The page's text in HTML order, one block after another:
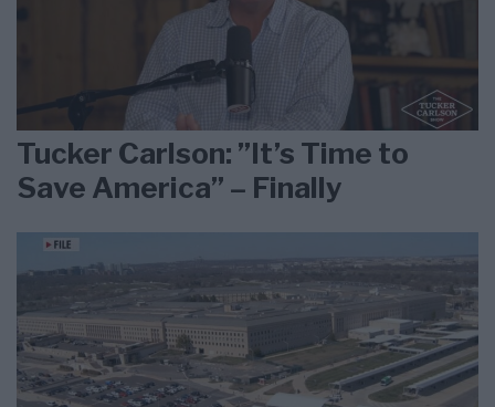
Tucker Carlson: ”It’s Time to
Save America” – Finally